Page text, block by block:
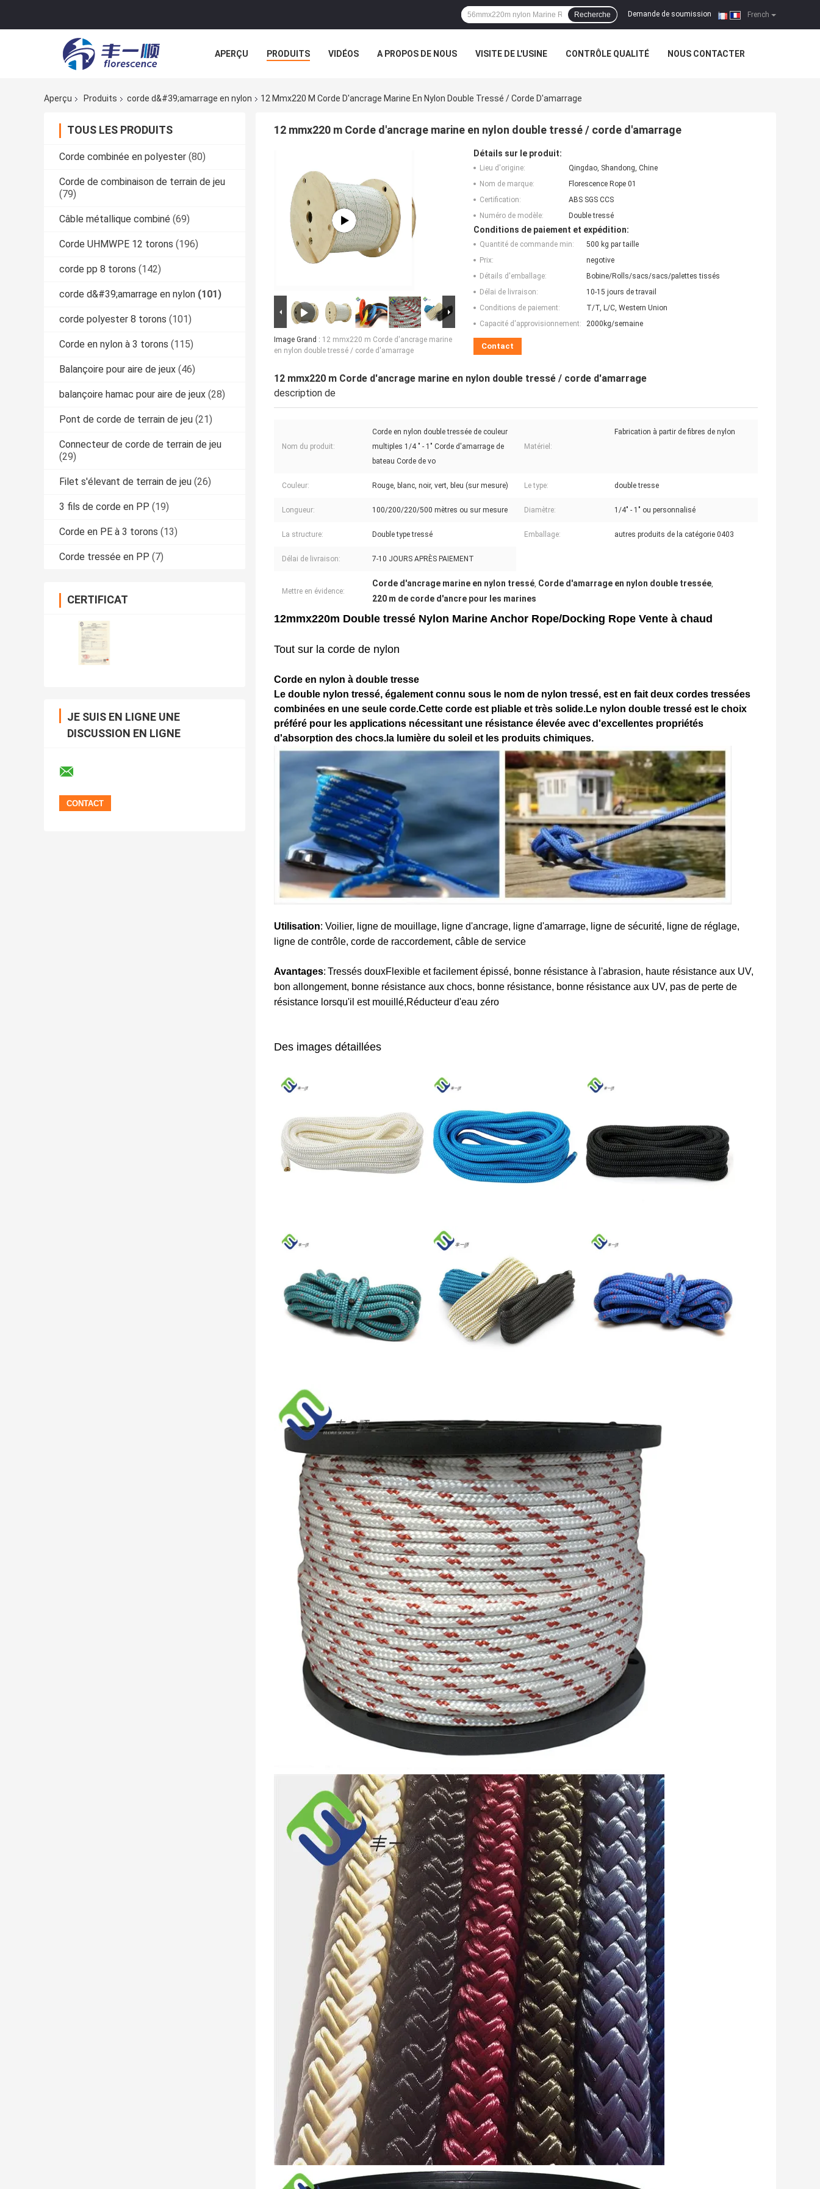
French
Demande de soumission |
Recherche
APERÇU PRODUITS VIDÉOS A PROPOS DE NOUS VISITE DE L'USINE CONTRÔLE QUALITÉ NOUS CONTACTER
Aperçu
Produits corde d&#39;amarrage en nylon 12 Mmx220 M Corde D'ancrage Marine En Nylon Double Tressé / Corde D'amarrage
TOUS LES PRODUITS
Corde combinée en polyester (80)
Corde de combinaison de terrain de jeu
(79)
Câble métallique combiné (69)
Corde UHMWPE 12 torons (196)
corde pp 8 torons (142)
corde d&#39;amarrage en nylon (101)
corde polyester 8 torons (101)
Corde en nylon à 3 torons (115)
Balançoire pour aire de jeux (46)
balançoire hamac pour aire de jeux (28)
Pont de corde de terrain de jeu (21)
Connecteur de corde de terrain de jeu
(29)
Filet s'élevant de terrain de jeu (26)
3 fils de corde en PP (19)
Corde en PE à 3 torons (13)
Corde tressée en PP (7)
CERTIFICAT
JE SUIS EN LIGNE UNE
DISCUSSION EN LIGNE
12 mmx220 m Corde d'ancrage marine en nylon double tressé / corde d'amarrage
Image Grand : 12 mmx220 m Corde d'ancrage marine
en nylon double tressé / corde d'amarrage
Détails sur le produit:
Lieu d'origine:
Qingdao, Shandong, Chine
Nom de marque:
Florescence Rope 01
Certification:
ABS SGS CCS
Numéro de modèle:
Double tressé
Conditions de paiement et expédition:
Quantité de commande min:
500 kg par taille
Prix:
negotive
Détails d'emballage:
Bobine/Rolls/sacs/sacs/palettes tissés
Délai de livraison:
10-15 jours de travail
Conditions de paiement:
T/T, L/C, Western Union
Capacité d'approvisionnement:
2000kg/semaine
Contact
12 mmx220 m Corde d'ancrage marine en nylon double tressé / corde d'amarrage
description de
Nom du produit:
Corde en nylon double tressée de couleur
multiples 1/4 " - 1" Corde d'amarrage de
bateau Corde de vo
Matériel:
Fabrication à partir de fibres de nylon
Couleur: Rouge, blanc, noir, vert, bleu (sur mesure) Le type: double tresse
Longueur: 100/200/220/500 mètres ou sur mesure Diamètre: 1/4" - 1" ou personnalisé
La structure: Double type tressé Emballage: autres produits de la catégorie 0403
Délai de livraison: 7-10 JOURS APRÈS PAIEMENT
Mettre en évidence:
Corde d'ancrage marine en nylon tressé, Corde d'amarrage en nylon double tressée,
220 m de corde d'ancre pour les marines
12mmx220m Double tressé Nylon Marine Anchor Rope/Docking Rope Vente à chaud
Tout sur la corde de nylon
Corde en nylon à double tresse
Le double nylon tressé, également connu sous le nom de nylon tressé, est en fait deux cordes tressées
combinées en une seule corde.Cette corde est pliable et très solide.Le nylon double tressé est le choix
préféré pour les applications nécessitant une résistance élevée avec d'excellentes propriétés
d'absorption des chocs.la lumière du soleil et les produits chimiques.
Utilisation: Voilier, ligne de mouillage, ligne d'ancrage, ligne d'amarrage, ligne de sécurité, ligne de réglage,
ligne de contrôle, corde de raccordement, câble de service
Avantages: Tressés douxFlexible et facilement épissé, bonne résistance à l'abrasion, haute résistance aux UV,
bon allongement, bonne résistance aux chocs, bonne résistance, bonne résistance aux UV, pas de perte de
résistance lorsqu'il est mouillé,Réducteur d'eau zéro
Des images détaillées